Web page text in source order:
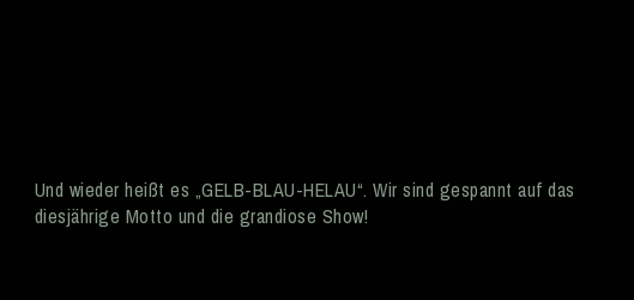
Und wieder heißt es „GELB-BLAU-HELAU“. Wir sind gespannt auf das
diesjährige Motto und die grandiose Show!